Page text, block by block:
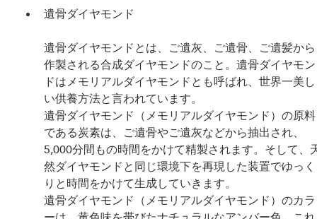
遺骨ダイヤモンド
遺骨ダイヤモンドとは、ご遺灰、ご遺骨、ご遺髪から
作製される合成ダイヤモンドのこと。遺骨ダイヤモン
ドはメモリアルダイヤモンドとも呼ばれ、世界一美し
い供養方法と言われています。
遺骨ダイヤモンド（メモリアルダイヤモンド）の原料
である炭素は、ご遺骨やご遺灰などから抽出され、
5,000分間もの時間をかけて精製されます。そして、
然ダイヤモンドと同じ環境下を再現した装置でゆっく
りと時間をかけて生成していきます。
遺骨ダイヤモンド（メモリアルダイヤモンド）のカラ